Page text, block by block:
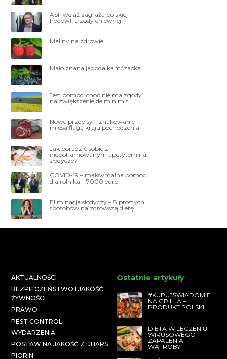
ASF wciąż zagraża polskiej
hodowli trzody chlewnej
Maliny na zdrowie
Mało znana jagoda kamczacka
Jest pomoc, choć nie ma zgody
na zwiększenie de minimis
Nowe przepisy – znakowanie
mięsa flagą kraju pochodzenia
Jak poradzić sobie z
niepohamowanym apetytem na
słodycze?
COVID-19 – maksymalna pomoc
dla rolnika – 7000 euro
Eliminacja słodyczy – 8 prostych
sposobów na zdrowszą dietę
AKTUALNOŚCI
BEZPIECZEŃSTWO I JAKOŚĆ
ŻYWNOŚCI
PRAWO
PEST CONTROL
WYDARZENIA
POSTAW NA JAKOŚĆ Z IJHARS
PIORIN
Ostatnie artykuły
#KUPUJŚWIADOMIE
NA GRILLA –
PRODUKT POLSKI
DIETA W LECZENIU
WIRUSOWEGO
ZAPALENIA
WĄTROBY